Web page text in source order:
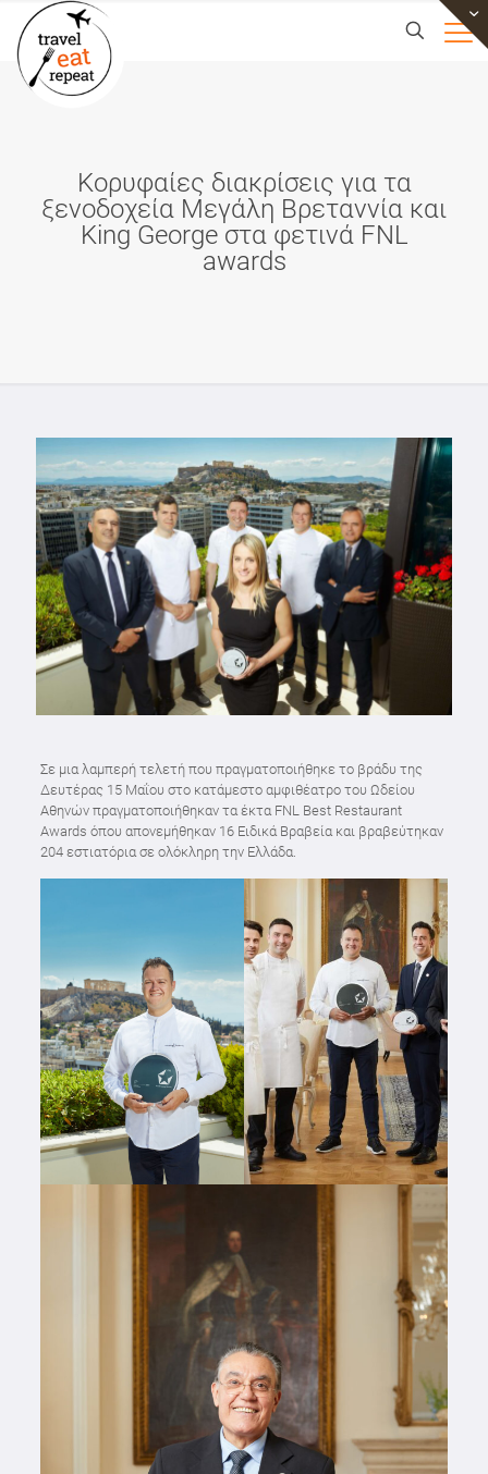
Κορυφαίες διακρίσεις για τα
ξενοδοχεία Μεγάλη Βρεταννία και
King George στα φετινά FNL
awards
Σε μια λαμπερή τελετή που πραγματοποιήθηκε το βράδυ της
Δευτέρας 15 Μαΐου στo κατάμεστo αμφιθέατρο του Ωδείου
Αθηνών πραγματοποιήθηκαν τα έκτα FNL Best Restaurant
Awards όπου απονεμήθηκαν 16 Ειδικά Βραβεία και βραβεύτηκαν
204 εστιατόρια σε ολόκληρη την Ελλάδα.